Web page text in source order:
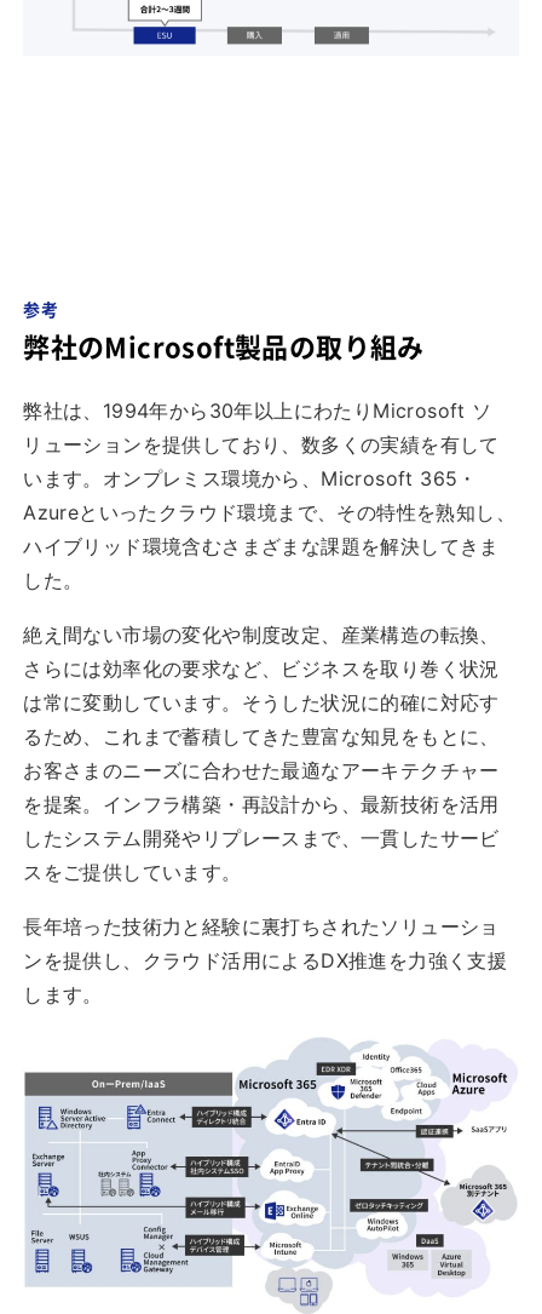
参考
弊社のMicrosoft製品の取り組み
弊社は、1994年から30年以上にわたりMicrosoft ソ
リューションを提供しており、数多くの実績を有して
います。オンプレミス環境から、Microsoft 365・
Azureといったクラウド環境まで、その特性を熟知し、
ハイブリッド環境含むさまざまな課題を解決してきま
した。
絶え間ない市場の変化や制度改定、産業構造の転換、
さらには効率化の要求など、ビジネスを取り巻く状況
は常に変動しています。そうした状況に的確に対応す
るため、これまで蓄積してきた豊富な知見をもとに、
お客さまのニーズに合わせた最適なアーキテクチャー
を提案。インフラ構築・再設計から、最新技術を活用
したシステム開発やリプレースまで、一貫したサービ
スをご提供しています。
長年培った技術力と経験に裏打ちされたソリューショ
ンを提供し、クラウド活用によるDX推進を力強く支援
します。